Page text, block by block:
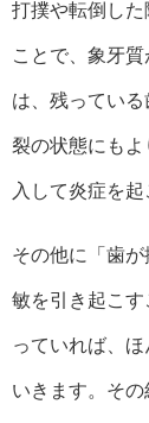
打撲や転倒した
ことで、象牙
は、残ってい
裂の状態にも
入して炎症を
その他に「歯
敏を引き起こ
っていれば、
いきます。そ